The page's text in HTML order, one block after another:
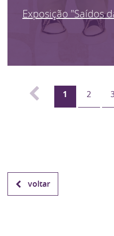
Exposição "Saídos
1 2
voltar